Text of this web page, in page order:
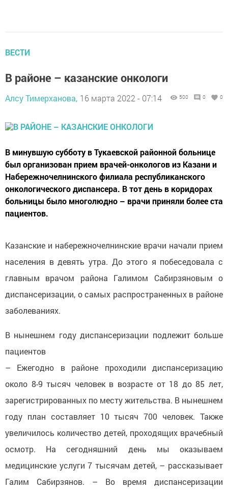
ВЕСТИ
В районе – казанские онкологи
Алсу Тимерханова, 16 марта 2022 - 07:14 500 0 0
В минувшую субботу в Тукаевской районной больнице
был организован прием врачей-онкологов из Казани и
Набережночелнинского филиала республиканского
онкологического диспансера. В тот день в коридорах
больницы было многолюдно – врачи приняли более ста
пациентов.
Казанские и набережночелнинские врачи начали прием
населения в девять утра. До этого я побеседовала с
главным врачом района Галимом Сабирзяновым о
диспансеризации, о самых распространенных в районе
заболеваниях.
В нынешнем году диспансеризации подлежит больше
пациентов
– Ежегодно в районе проходили диспансеризацию
около 8-9 тысяч человек в возрасте от 18 до 85 лет,
зарегистрированных по месту жительства. В нынешнем
году план составляет 10 тысяч 700 человек. Также
увеличилось количество детей, проходящих врачебный
осмотр. На сегодняшний день мы оказываем
медицинские услуги 7 тысячам детей, – рассказывает
Галим Сабирзянов. – Во время диспансеризации